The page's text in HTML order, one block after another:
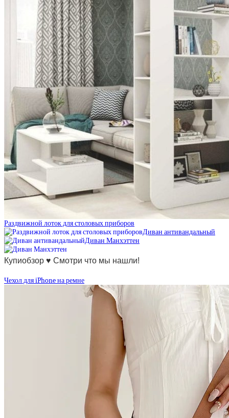
Раздвижной лоток для столовых приборов
Диван антивандальный
Диван Манхэттен
Купиобзор ♥ Смотри что мы нашли!
Чехол для iPhone на ремне